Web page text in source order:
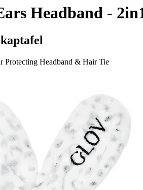
Headband -
Protecting Headband & Hair Tie